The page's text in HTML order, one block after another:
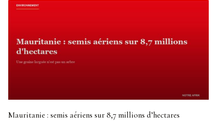
Mauritanie : semis aériens sur 8,7 millions d’hectares